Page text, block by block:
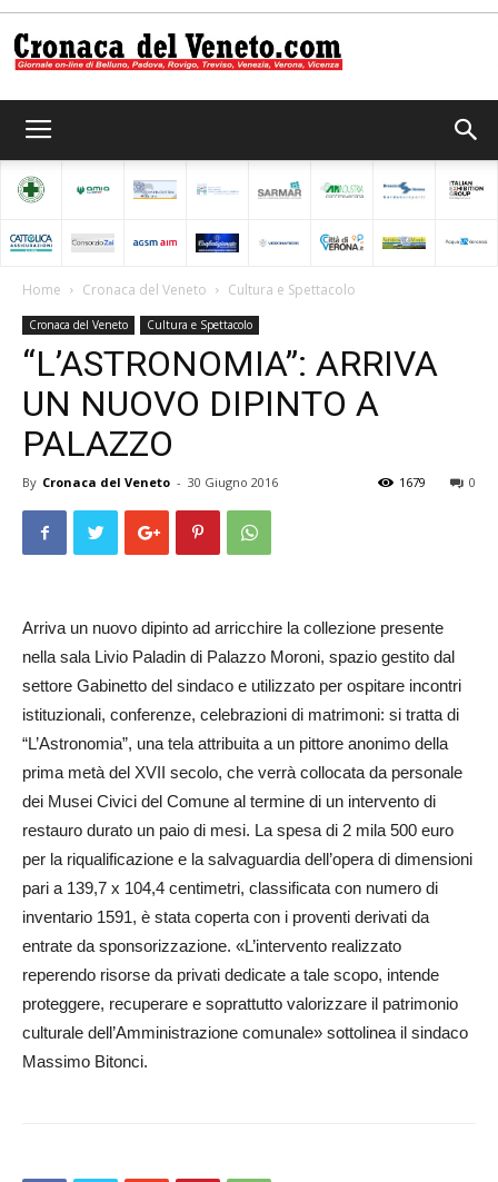
del
Veneto
Home Cronaca del Veneto Cultura e Spettacolo
Cronaca del Veneto Cultura e Spettacolo
“L’ASTRONOMIA”: ARRIVA
UN NUOVO DIPINTO A
PALAZZO
By Cronaca del Veneto - 30 Giugno 2016 0
1679
Arriva un nuovo dipinto ad arricchire la collezione presente
nella sala Livio Paladin di Palazzo Moroni, spazio gestito dal
settore Gabinetto del sindaco e utilizzato per ospitare incontri
istituzionali, conferenze, celebrazioni di matrimoni: si tratta di
“L’Astronomia”, una tela attribuita a un pittore anonimo della
prima metà del XVII secolo, che verrà collocata da personale
dei Musei Civici del Comune al termine di un intervento di
restauro durato un paio di mesi. La spesa di 2 mila 500 euro
per la riqualificazione e la salvaguardia dell’opera di dimensioni
pari a 139,7 x 104,4 centimetri, classificata con numero di
inventario 1591, è stata coperta con i proventi derivati da
entrate da sponsorizzazione. «L’intervento realizzato
reperendo risorse da privati dedicate a tale scopo, intende
proteggere, recuperare e soprattutto valorizzare il patrimonio
culturale dell’Amministrazione comunale» sottolinea il sindaco
Massimo Bitonci.